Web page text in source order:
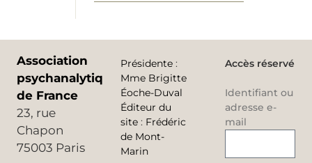
Association
psychanalytique
de France
23, rue
Chapon
75003 Paris
Présidente :
Mme Brigitte
Éoche-Duval
Éditeur du
site : Frédéric
de Mont-
Marin
Accès réservé
Identifiant ou
adresse e-
mail